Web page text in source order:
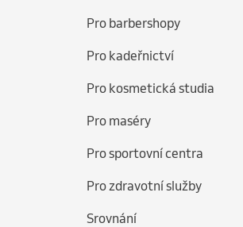
Pro barbershopy
Pro kadeřnictví
Pro kosmetická studia
Pro maséry
Pro sportovní centra
Pro zdravotní služby
Srovnání